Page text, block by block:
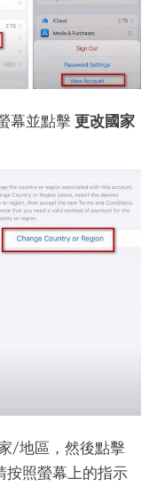
幕並點擊 更改國家
/地區，然後點擊
照螢幕上的指示